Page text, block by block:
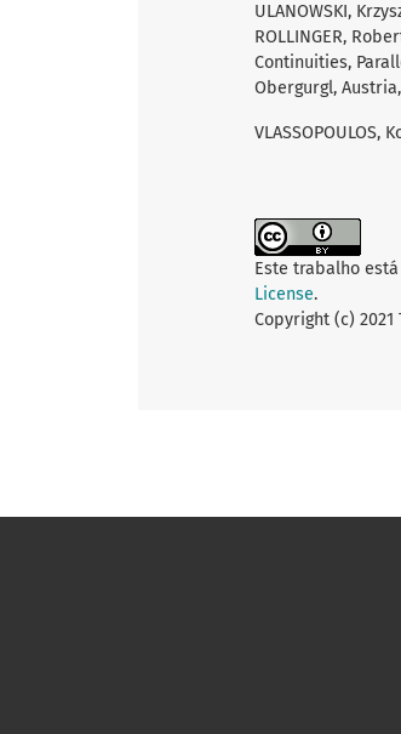
ULANOWSKI,
ROLLINGER,
Continuities,
Obergurgl,
Este trabalho
License.
Copyright (c)